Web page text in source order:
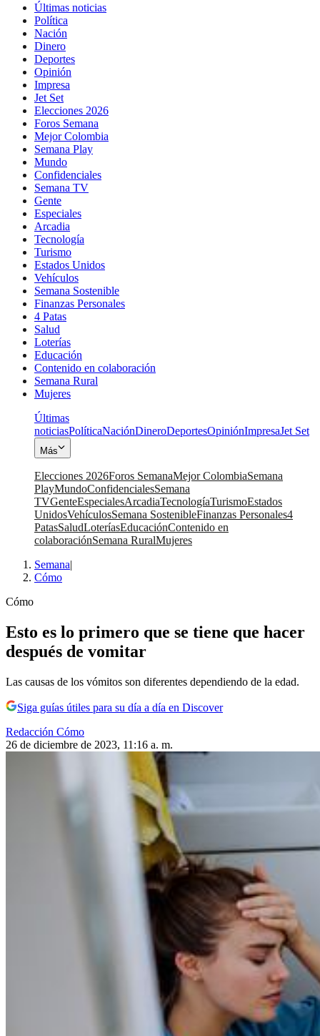
Últimas noticias
Política
Nación
Dinero
Deportes
Opinión
Impresa
Jet Set
Elecciones 2026
Foros Semana
Mejor Colombia
Semana Play
Mundo
Confidenciales
Semana TV
Gente
Especiales
Arcadia
Tecnología
Turismo
Estados Unidos
Vehículos
Semana Sostenible
Finanzas Personales
4 Patas
Salud
Loterías
Educación
Contenido en colaboración
Semana Rural
Mujeres
Últimas
noticiasPolíticaNaciónDineroDeportesOpiniónImpresaJet Set
Más
Elecciones 2026Foros SemanaMejor ColombiaSemana
PlayMundoConfidencialesSemana
TVGenteEspecialesArcadiaTecnologíaTurismoEstados
UnidosVehículosSemana SostenibleFinanzas Personales4
PatasSaludLoteríasEducaciónContenido en
colaboraciónSemana RuralMujeres
Semana|
Cómo
Cómo
Esto es lo primero que se tiene que hacer
después de vomitar
Las causas de los vómitos son diferentes dependiendo de la edad.
Siga guías útiles para su día a día en Discover
Redacción Cómo
26 de diciembre de 2023, 11:16 a. m.